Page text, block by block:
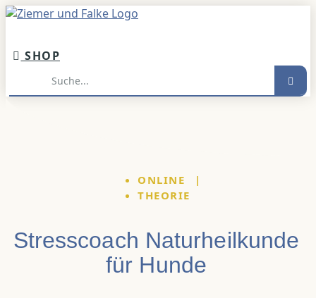
Inhalt
springen
SHOP
ONLINE
|
THEORIE
Stresscoach Naturheilkunde
für Hunde